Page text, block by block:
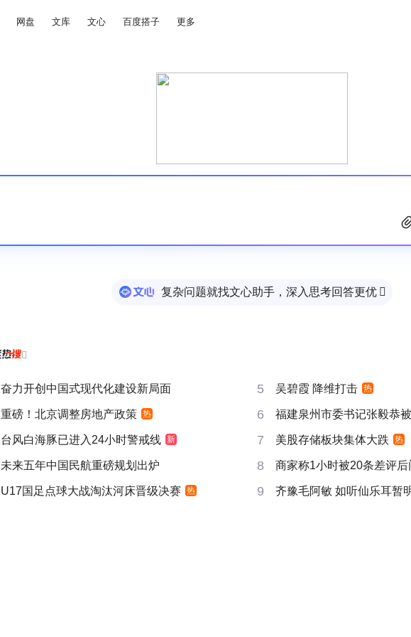
网盘 文库 文心 百度搭子 更多
复杂问题就找文心助手，深入思考回答更优 

奋力开创中国式现代化建设新局面 5 吴碧霞 降维打击 热
重磅！北京调整房地产政策 热 6 福建泉州市委书记张毅恭
台风白海豚已进入24小时警戒线 新 7 美股存储板块集体大跌 热
未来五年中国民航重磅规划出炉 8 商家称1小时被20条差评后
U17国足点球大战淘汰河床晋级决赛 热 9 齐豫毛阿敏 如听仙乐耳暂